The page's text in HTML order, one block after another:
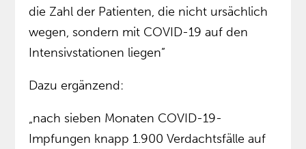
die Zahl der Patienten, die nicht ursächlich
wegen, sondern mit COVID-19 auf den
Intensivstationen liegen”
Dazu ergänzend:
„nach sieben Monaten COVID-19-
Impfungen knapp 1.900 Verdachtsfälle auf